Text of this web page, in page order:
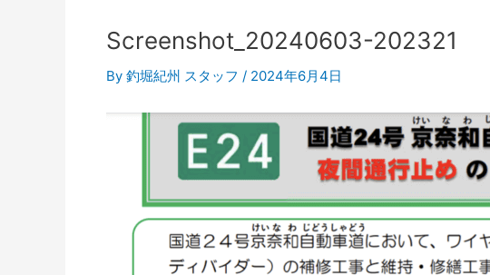
Screenshot_20240603-202321
By 釣堀紀州 スタッフ / 2024年6月4日